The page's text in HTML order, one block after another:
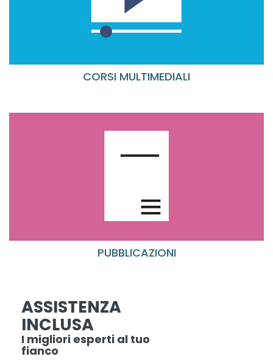
CORSI MULTIMEDIALI
PUBBLICAZIONI
ASSISTENZA
INCLUSA
I migliori esperti al tuo
fianco